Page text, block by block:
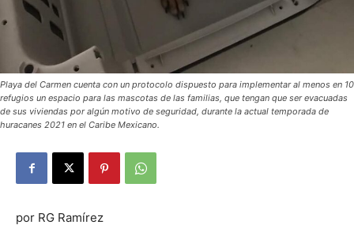
Playa del Carmen cuenta con un protocolo dispuesto para implementar al menos en 10
refugios un espacio para las mascotas de las familias, que tengan que ser evacuadas
de sus viviendas por algún motivo de seguridad, durante la actual temporada de
huracanes 2021 en el Caribe Mexicano.
por RG Ramírez